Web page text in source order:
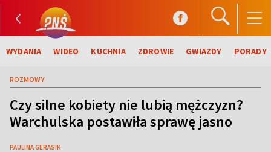
WYDANIA WIDEO KUCHNIA ZDROWIE GWIAZDY PORADY
ROZMOWY
Czy silne kobiety nie lubią mężczyzn?
Warchulska postawiła sprawę jasno
PAULINA GERASIK